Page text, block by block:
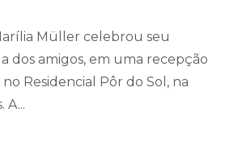
Müller celebrou seu
dos amigos, em uma recepção
Residencial Pôr do Sol, na
A...